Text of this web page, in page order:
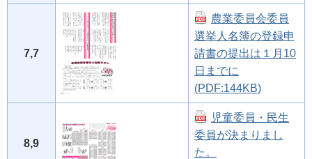
7,7
農業委員会委員
選挙人名簿の登録申
請書の提出は１月10
日までに
(PDF:144KB)
8,9
児童委員・民生
委員が決まりまし
た。